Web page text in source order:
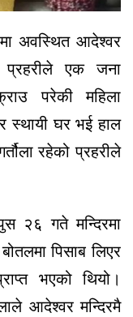
मा अवस्थित आदेश्‍वर
प्रहरीले एक जना
परेकी महिला
स्थायी घर भई हाल
रहेको प्रहरीले
२६ गते मन्दिरमा
पिसाब लिएर
भएको थियो।
आदेश्‍वर मन्दिरमै